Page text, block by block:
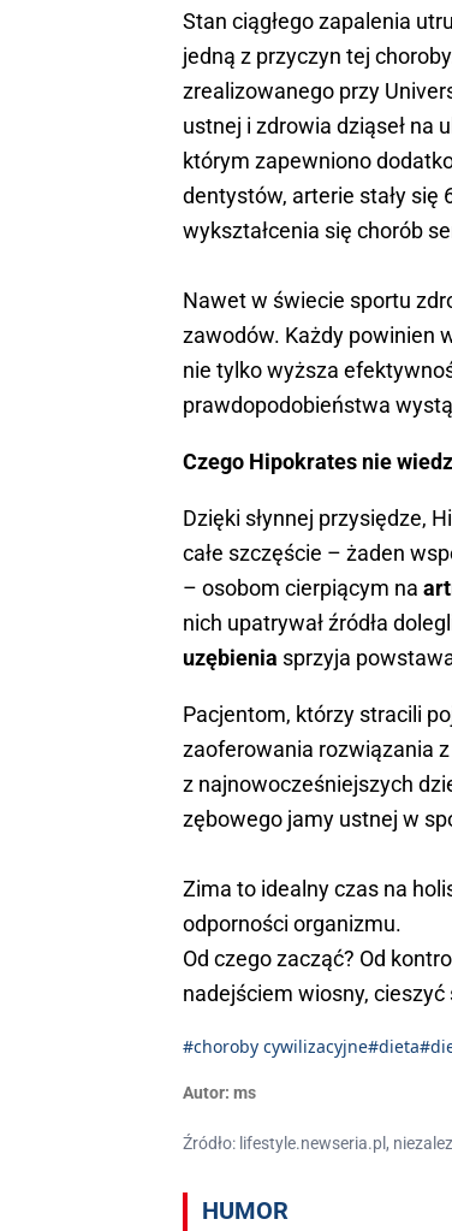
Stan ciągłego zapalenia
jedną z przyczyn tej
zrealizowanego przy
ustnej i zdrowia dziąseł na
którym zapewniono
dentystów, arterie stały
wykształcenia się chorób
Nawet w świecie sportu
zawodów. Każdy powinien
nie tylko wyższa
prawdopodobieństwa
Czego Hipokrates nie
Dzięki słynnej przysiędze,
całe szczęście – żaden
– osobom cierpiącym na
nich upatrywał źródła
uzębienia sprzyja
Pacjentom, którzy stracili
zaoferowania rozwiązania
z najnowocześniejszych
zębowego jamy ustnej w
Zima to idealny czas na
odporności organizmu.
Od czego zacząć? Od
nadejściem wiosny, cieszyć
#choroby cywilizacyjne#dieta
Autor: ms
Źródło: lifestyle.newseria.pl,
HUMOR